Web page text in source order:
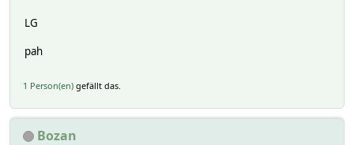
LG
pah
1 Person(en) gefällt das.
Bozan